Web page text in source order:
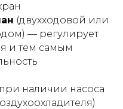
(двухходовой или
— регулирует
и тем самым
наличии насоса